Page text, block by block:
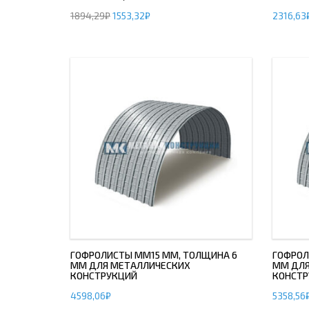
1894,29₽1553,32₽
2316,63
ГОФРОЛИСТЫ ММ15 ММ, ТОЛЩИНА 6
ММ ДЛЯ МЕТАЛЛИЧЕСКИХ
КОНСТРУКЦИЙ
4598,06₽
ММ
5358,56